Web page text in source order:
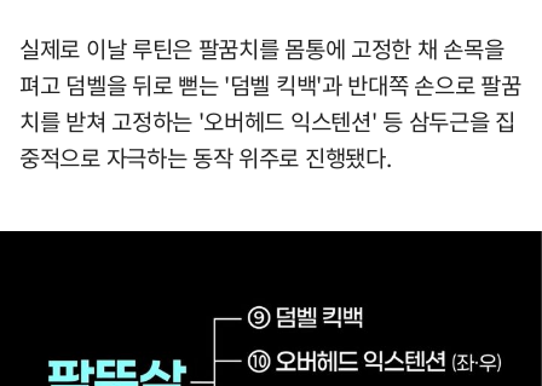
실제로 이날 루틴은 팔꿈치를 몸통에 고정한 채 손목을
펴고 덤벨을 뒤로 뻗는 '덤벨 킥백'과 반대쪽 손으로 팔꿈
치를 받쳐 고정하는 '오버헤드 익스텐션' 등 삼두근을 집
중적으로 자극하는 동작 위주로 진행됐다.